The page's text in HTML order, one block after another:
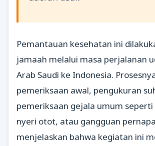
Pemantauan kesehatan ini
jamaah melalui masa perjalanan
Arab Saudi ke Indonesia.
pemeriksaan awal, pengukuran
pemeriksaan gejala umum seperti
nyeri otot, atau gangguan
menjelaskan bahwa kegiatan ini